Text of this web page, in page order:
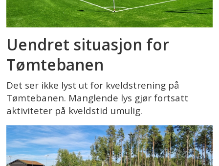
Uendret situasjon for
Tømtebanen
Det ser ikke lyst ut for kveldstrening på
Tømtebanen. Manglende lys gjør fortsatt
aktiviteter på kveldstid umulig.